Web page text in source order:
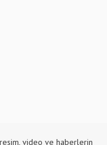
resim, video ve haberlerin